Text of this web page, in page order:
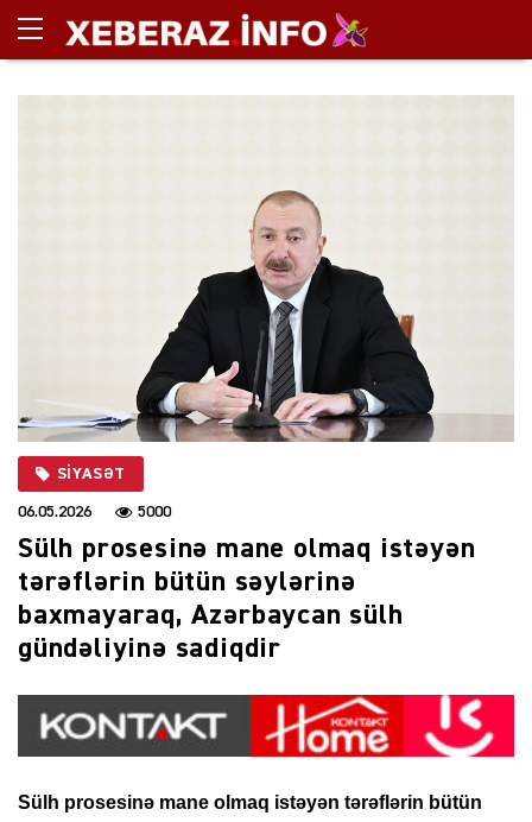
SIYASƏT
06.05.2026 5000
Sülh prosesinə mane olmaq istəyən
tərəflərin bütün səylərinə
baxmayaraq, Azərbaycan sülh
gündəliyinə sadiqdir
Sülh prosesinə mane olmaq istəyən tərəflərin bütün